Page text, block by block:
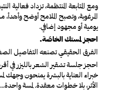
ومع المتابعة المنتظمة، تزداد فعالية
المرغوبة، وتصبح الملامح أوضح
يومية أو مجهود إضافي.
احجز لمستك الخاصّة.
الفرق الحقيقي تصنعه التفاصيل
احجز جلسة تشقير الشعر بالليزر في
خبراء العناية بالبشرة يمنحون وجهك
الأثر، بلا خطوات معقدة. لمسة